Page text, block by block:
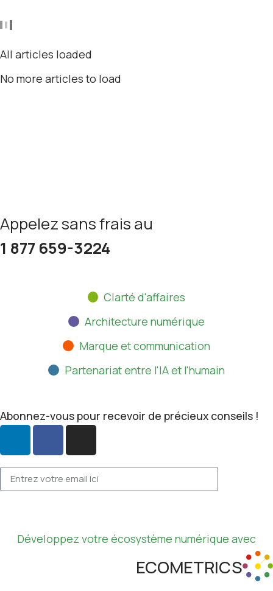
All articles loaded
No more articles to load
Appelez sans frais au
1 877 659-3224
Clarté d'affaires
Architecture numérique
Marque et communication
Partenariat entre l'IA et l'humain
Abonnez-vous pour recevoir de précieux conseils !
Développez votre écosystème numérique avec
ECOMETRICS